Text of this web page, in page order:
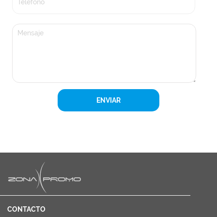
ENVIAR
CONTACTO